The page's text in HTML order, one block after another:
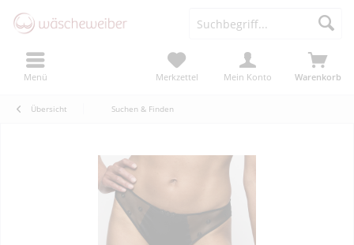
Menü Warenkorb
Merkzettel Mein Konto
Übersicht Suchen & Finden